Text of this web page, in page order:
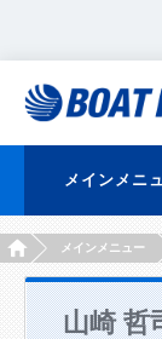
メインメニ
HOMEメインメニュー
山崎 哲